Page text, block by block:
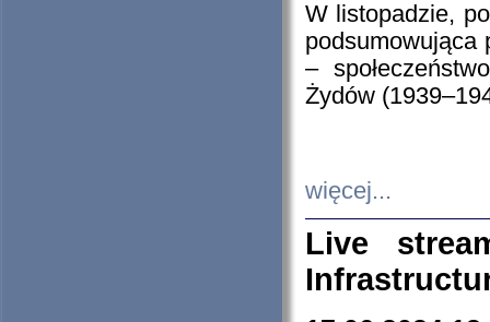
W listopadzie,
podsumowująca
–
Żydów
więcej...
Live